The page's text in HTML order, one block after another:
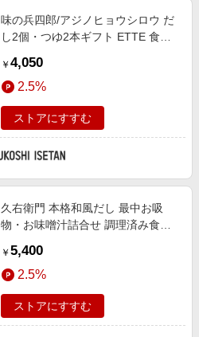
味の兵四郎/アジノヒョウシロウ だ
し2個・つゆ2本ギフト ETTE 食品
￥ 4,050
2.5%
ストアにすすむ
久右衛門 本格和風だし 最中お吸
物・お味噌汁詰合せ 調理済み食品
公式】
￥ 5,400
2.5%
ストアにすすむ